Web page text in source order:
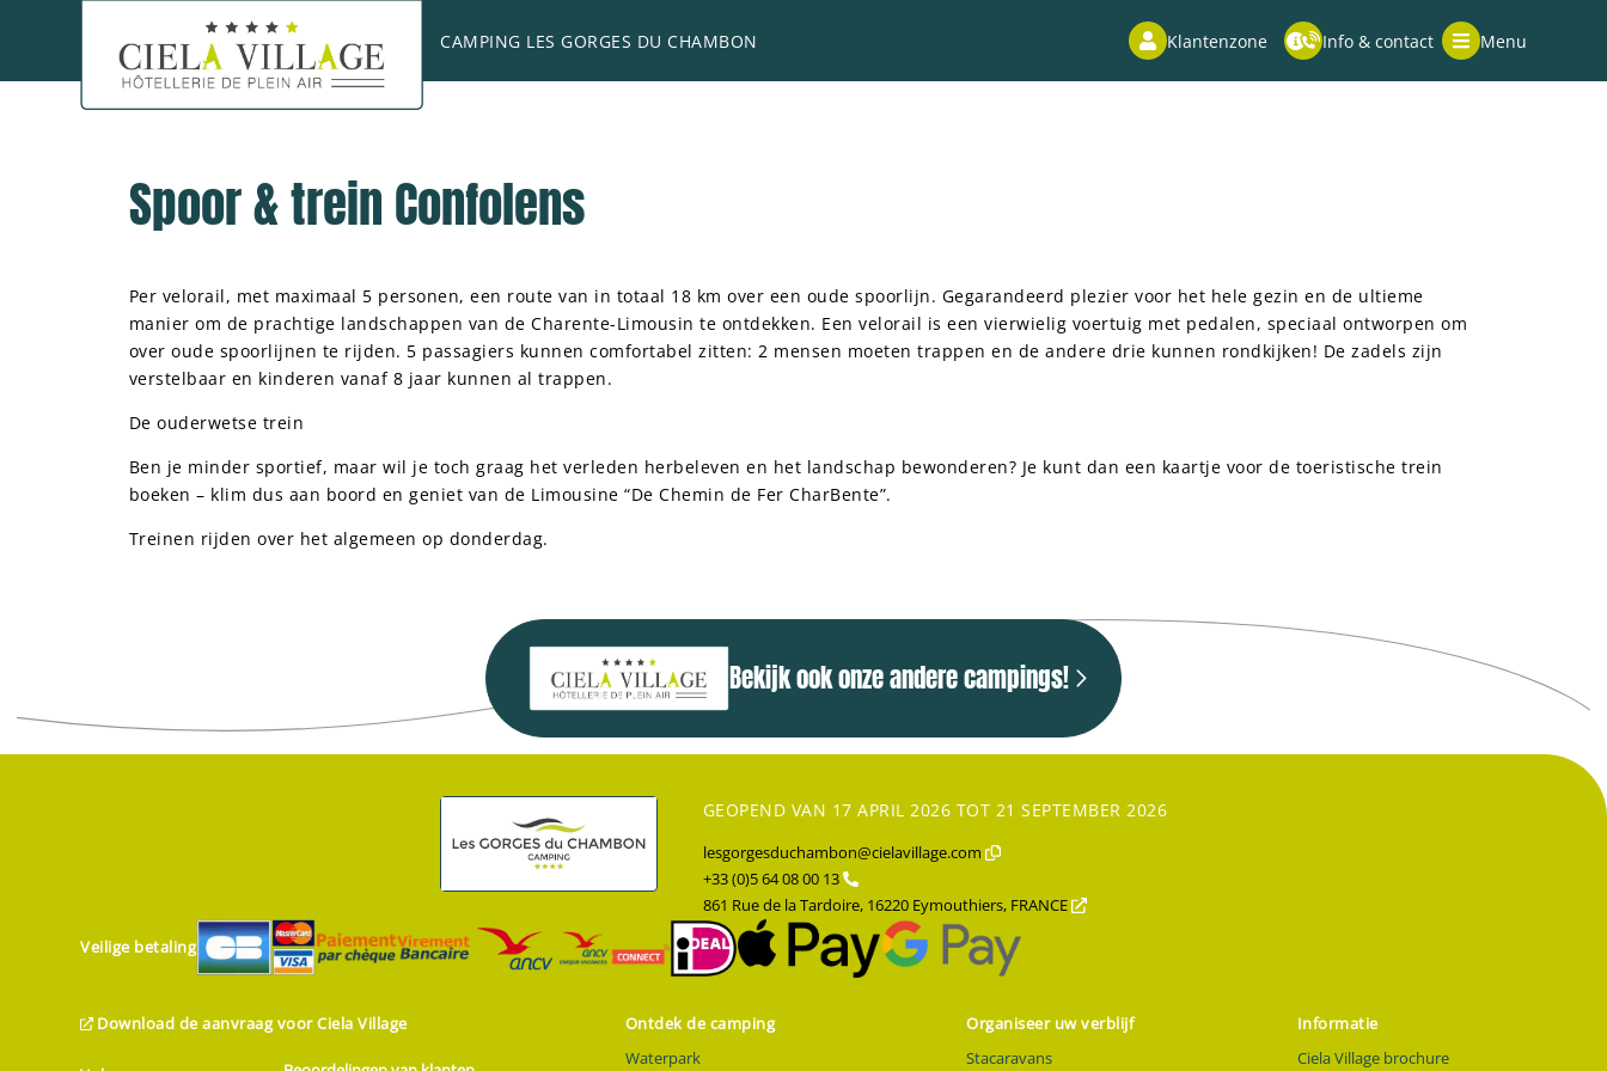
CAMPING LES GORGES DU CHAMBON Klantenzone Info & contact Menu
Spoor & trein Confolens
Per velorail, met maximaal 5 personen, een route van in totaal 18 km over een oude spoorlijn. Gegarandeerd plezier voor het hele gezin en de ultieme
manier om de prachtige landschappen van de Charente-Limousin te ontdekken. Een velorail is een vierwielig voertuig met pedalen, speciaal ontworpen om
over oude spoorlijnen te rijden. 5 passagiers kunnen comfortabel zitten: 2 mensen moeten trappen en de andere drie kunnen rondkijken! De zadels zijn
verstelbaar en kinderen vanaf 8 jaar kunnen al trappen.
De ouderwetse trein
Ben je minder sportief, maar wil je toch graag het verleden herbeleven en het landschap bewonderen? Je kunt dan een kaartje voor de toeristische trein
boeken – klim dus aan boord en geniet van de Limousine “De Chemin de Fer CharBente”.
Treinen rijden over het algemeen op donderdag.
Bekijk ook onze andere campings!
GEOPEND VAN 17 APRIL 2026 TOT 21 SEPTEMBER 2026
lesgorgesduchambon@cielavillage.com
+33 (0)5 64 08 00 13
861 Rue de la Tardoire, 16220 Eymouthiers, FRANCE
Veilige betaling
Download de aanvraag voor Ciela Village
Ontdek de camping
Waterpark
Organiseer uw verblijf
Stacaravans
Informatie
Ciela Village brochure